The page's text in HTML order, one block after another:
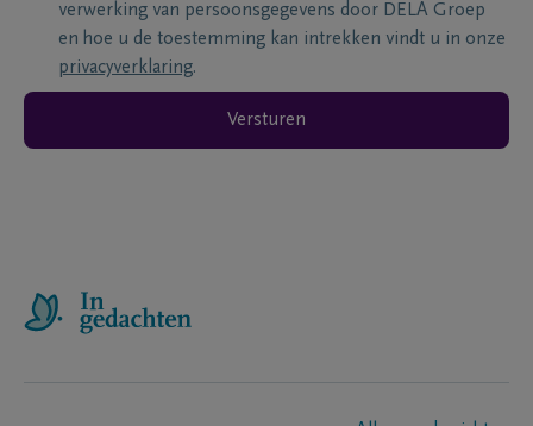
verwerking van persoonsgegevens door DELA Groep
en hoe u de toestemming kan intrekken vindt u in onze
privacyverklaring.
Versturen